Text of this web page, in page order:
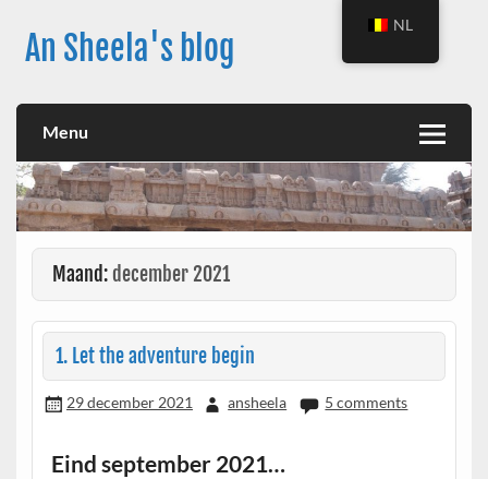
contentAn Sheela's blog
Menu
Maand: december 2021
1. Let the adventure begin
29 december 2021 ansheela 5 comments
Eind september 2021…
NL